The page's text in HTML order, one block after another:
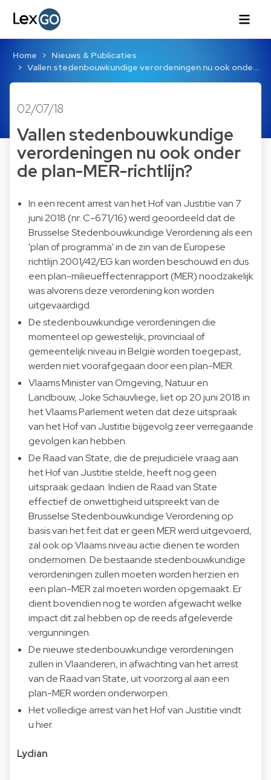
Home
Nieuws & Publicaties
Vallen stedenbouwkundige verordeningen nu ook onde…
02/07/18
Vallen stedenbouwkundige
verordeningen nu ook onder
de plan-MER-richtlijn?
In een recent arrest van het Hof van Justitie van 7
juni 2018 (nr. C-671/16) werd geoordeeld dat de
Brusselse Stedenbouwkundige Verordening als een
'plan of programma' in de zin van de Europese
richtlijn 2001/42/EG kan worden beschouwd en dus
een plan-milieueffectenrapport (MER) noodzakelijk
was alvorens deze verordening kon worden
uitgevaardigd.
De stedenbouwkundige verordeningen die
momenteel op gewestelijk, provinciaal of
gemeentelijk niveau in België worden toegepast,
werden niet voorafgegaan door een plan-MER.
Vlaams Minister van Omgeving, Natuur en
Landbouw, Joke Schauvliege, liet op 20 juni 2018 in
het Vlaams Parlement weten dat deze uitspraak
van het Hof van Justitie bijgevolg zeer verregaande
gevolgen kan hebben.
De Raad van State, die de prejudiciële vraag aan
het Hof van Justitie stelde, heeft nog geen
uitspraak gedaan. Indien de Raad van State
effectief de onwettigheid uitspreekt van de
Brusselse Stedenbouwkundige Verordening op
basis van het feit dat er geen MER werd uitgevoerd,
zal ook op Vlaams niveau actie dienen te worden
ondernomen. De bestaande stedenbouwkundige
verordeningen zullen moeten worden herzien en
een plan-MER zal moeten worden opgemaakt. Er
dient bovendien nog te worden afgewacht welke
impact dit zal hebben op de reeds afgeleverde
vergunningen.
De nieuwe stedenbouwkundige verordeningen
zullen in Vlaanderen, in afwachting van het arrest
van de Raad van State, uit voorzorg al aan een
plan-MER worden onderworpen.
Het volledige arrest van het Hof van Justitie vindt
uhier.
Lydian